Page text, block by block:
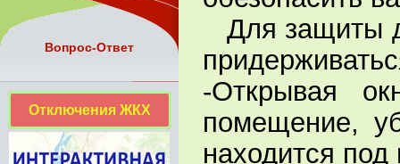
Для защиты
-Открывая
помещение,
находится
Вопрос-Ответ
Отключения ЖКХ